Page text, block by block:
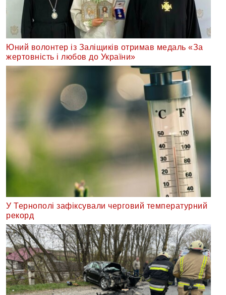
Юний волонтер із Заліщиків отримав медаль «За
жертовність і любов до України»
У Тернополі зафіксували черговий температурний
рекорд